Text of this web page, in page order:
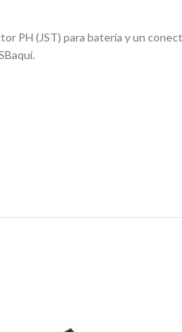
PH (JST) para batería y un